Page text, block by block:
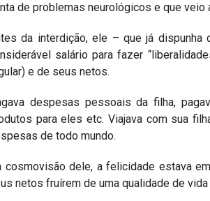
de problemas neurológicos e que veio
da interdição, ele – que já
salário para fazer
e de seus netos.
despesas pessoais da filha,
para eles etc. Viajava com sua
de todo mundo.
cosmovisão dele, a felicidade estava
netos fruírem de uma qualidade de